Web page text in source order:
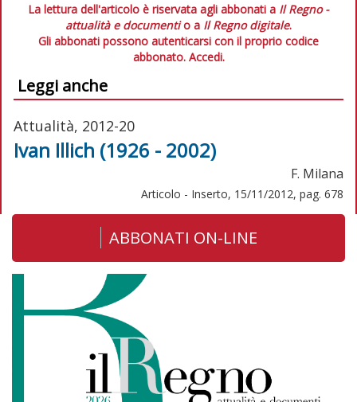
La lettura dell'articolo è riservata agli abbonati a Il Regno -
attualità e documentio a Il Regno digitale.
Gli abbonati possono autenticarsi con il proprio codice
abbonato. Accedi.
Leggi anche
Attualità, 2012-20
Ivan Illich (1926 - 2002)
F. Milana
Articolo - Inserto, 15/11/2012, pag. 678
ABBONATI ON-LINE